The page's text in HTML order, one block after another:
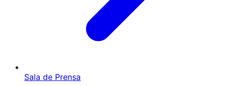
Sala de Prensa